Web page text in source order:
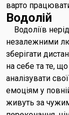
варто
Водолій
Водоліїв
незалежними
зберігати
на себе та те,
аналізувати
емоціям у
живуть за